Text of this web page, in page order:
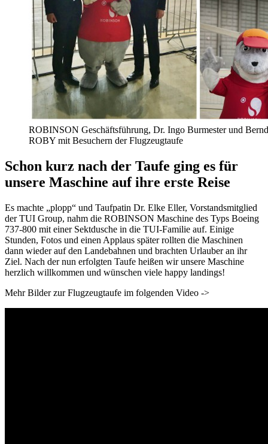
ROBINSON Geschäftsführung, Dr. Ingo Burmester und
ROBY mit Besuchern der Flugzeugtaufe
Schon kurz nach der Taufe ging es für
unsere Maschine auf ihre erste Reise
Es machte „plopp“ und Taufpatin Dr. Elke Eller, Vorstandsmitglied
der TUI Group, nahm die ROBINSON Maschine des Typs Boeing
737-800 mit einer Sektdusche in die TUI-Familie auf. Einige
Stunden, Fotos und einen Applaus später rollten die Maschinen
dann wieder auf den Landebahnen und brachten Urlauber an ihr
Ziel. Nach der nun erfolgten Taufe heißen wir unsere Maschine
herzlich willkommen und wünschen viele happy landings!
Mehr Bilder zur Flugzeugtaufe im folgenden Video ->